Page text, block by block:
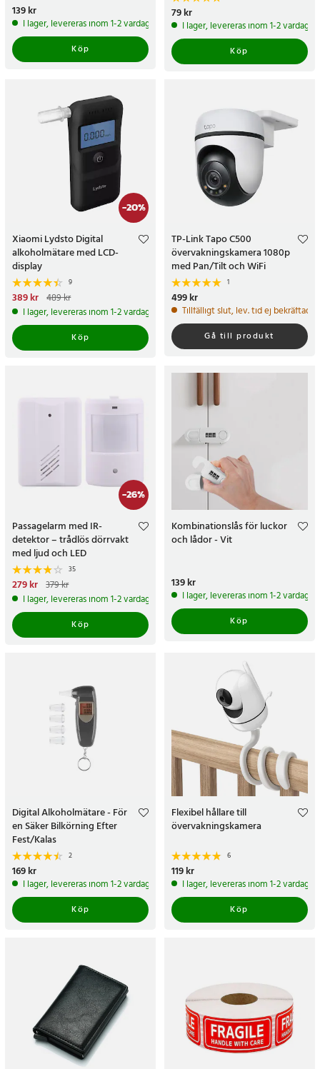
Pris:139 kr
139 kr
I lager, levereras inom 1-2 vardagar
Köp
Pris:
79 kr
I lager, levereras inom 1-2 vardagar
Köp
-20%
Xiaomi Lydsto Digital
alkoholmätare med LCD-
display
9
Nuvarande pris
pris:489 kr
389 kr 489 kr
I lager, levereras inom 1-2 vardagar
Köp
TP-Link Tapo C500
övervakningskamera 1080p
med Pan/Tilt och WiFi
1
Pris:499 kr
499 kr
Tillfälligt slut, lev. tid ej bekräftad.
Gå till produkt
-26%
Passagelarm med IR-
detektor – trådlös dörrvakt
med ljud och LED
35
Nuvarande pris
pris:379 kr
279 kr 379 kr
I lager, levereras inom 1-2 vardagar
Köp
Kombinationslås för luckor
och lådor - Vit
Pris:139 kr
139 kr
I lager, levereras inom 1-2 vardagar
Köp
Digital Alkoholmätare - För
en Säker Bilkörning Efter
Fest/Kalas
2
Pris:169 kr
169 kr
I lager, levereras inom 1-2 vardagar
Köp
Flexibel hållare till
övervakningskamera
6
Pris:119 kr
119 kr
I lager, levereras inom 1-2 vardagar
Köp